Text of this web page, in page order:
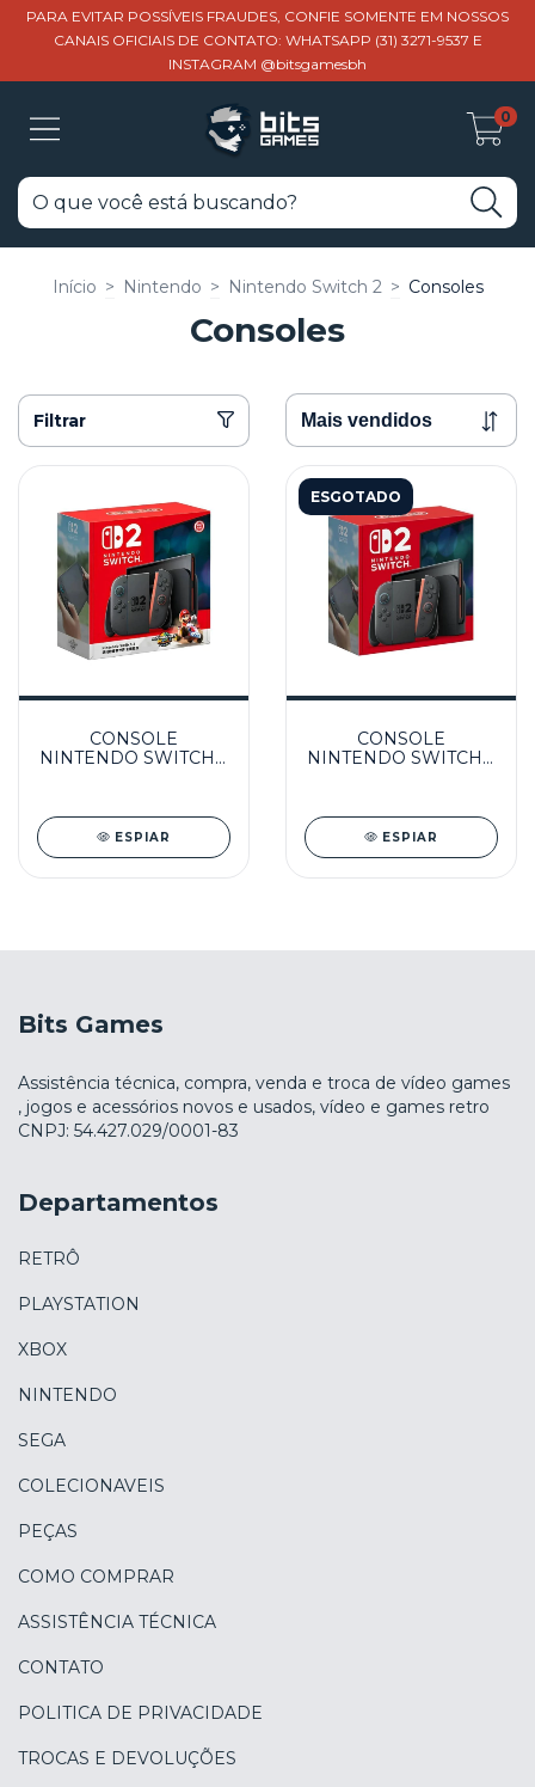
PARA EVITAR POSSÍVEIS FRAUDES, CONFIE SOMENTE EM NOSSOS
CANAIS OFICIAIS DE CONTATO: WHATSAPP (31) 3271-9537 E
INSTAGRAM @bitsgamesbh
0
Início > Nintendo > Nintendo Switch 2 > Consoles
Consoles
Filtrar
CONSOLE
NINTENDO SWITCH 2
NINTENDO
ESPIAR
ESGOTADO
CONSOLE
NINTENDO SWITCH 2
ESPIAR
Bits Games
Assistência técnica, compra, venda e troca de vídeo games
, jogos e acessórios novos e usados, vídeo e games retro
CNPJ: 54.427.029/0001-83
Departamentos
RETRÔ
PLAYSTATION
XBOX
NINTENDO
SEGA
COLECIONAVEIS
PEÇAS
COMO COMPRAR
ASSISTÊNCIA TÉCNICA
CONTATO
POLITICA DE PRIVACIDADE
TROCAS E DEVOLUÇÕES